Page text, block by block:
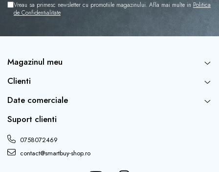
Vreau sa primesc newsletter cu promotiile magazinului. Afla mai multe in Politica
de Confidentialitate
Magazinul meu
Clienti
Date comerciale
Suport clienti
0758072469
contact@smartbuy-shop.ro